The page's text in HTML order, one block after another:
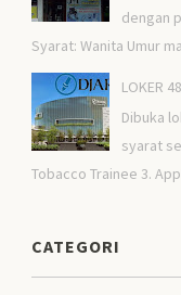
dengan
Syarat: Wanita Umur
LOKER
Dibuka
syarat
Tobacco Trainee 3.
CATEGORI